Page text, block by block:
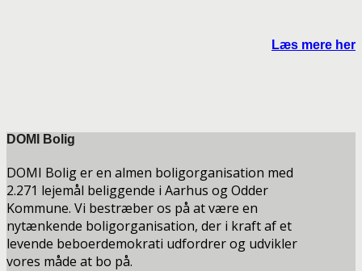
Læs mere her
DOMI Bolig
DOMI Bolig er en almen boligorganisation med
2.271 lejemål beliggende i Aarhus og Odder
Kommune. Vi bestræber os på at være en
nytænkende boligorganisation, der i kraft af et
levende beboerdemokrati udfordrer og udvikler
vores måde at bo på.